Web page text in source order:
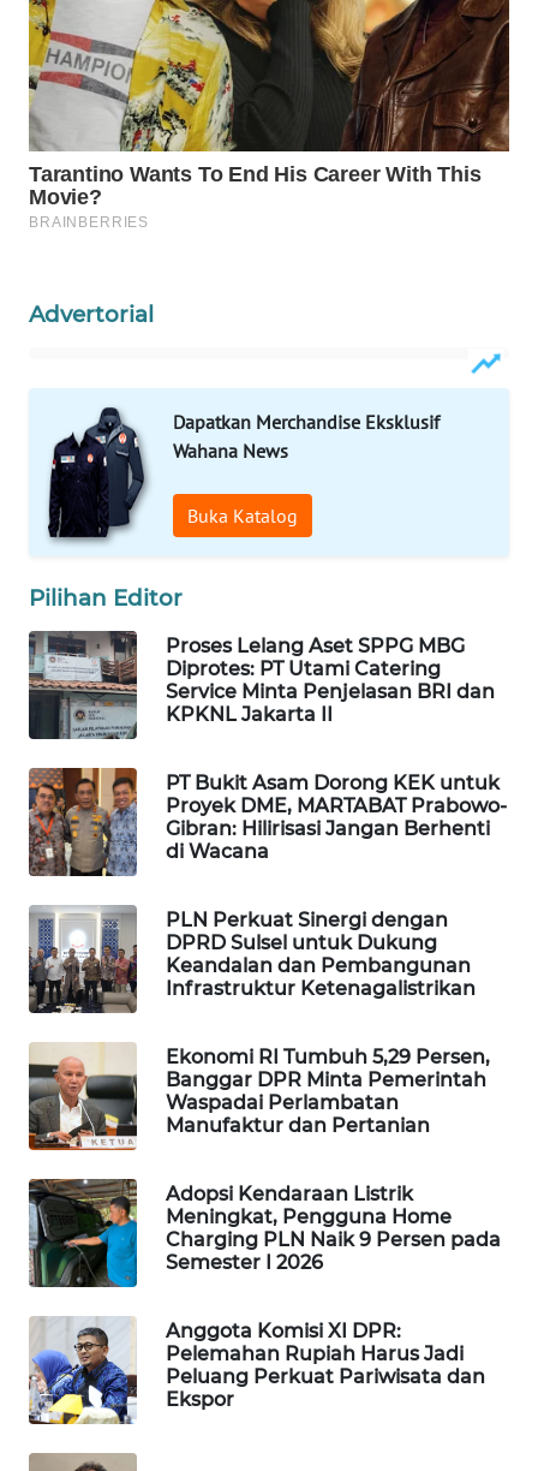
Advertorial
Dapatkan Merchandise Eksklusif
Wahana News
Buka Katalog
Pilihan Editor
Proses Lelang Aset SPPG MBG
Diprotes: PT Utami Catering
Service Minta Penjelasan BRI dan
KPKNL Jakarta II
PT Bukit Asam Dorong KEK untuk
Proyek DME, MARTABAT Prabowo-
Gibran: Hilirisasi Jangan Berhenti
di Wacana
PLN Perkuat Sinergi dengan
DPRD Sulsel untuk Dukung
Keandalan dan Pembangunan
Infrastruktur Ketenagalistrikan
Ekonomi RI Tumbuh 5,29 Persen,
Banggar DPR Minta Pemerintah
Waspadai Perlambatan
Manufaktur dan Pertanian
Adopsi Kendaraan Listrik
Meningkat, Pengguna Home
Charging PLN Naik 9 Persen pada
Semester I 2026
Anggota Komisi XI DPR:
Pelemahan Rupiah Harus Jadi
Peluang Perkuat Pariwisata dan
Ekspor
WAHANA
TANI
WAHANA
ADVOKAT
WAHANA
LISTRIK
WAHANA
TRAVEL
WAHANA
TV
WAHANANEWS
ID
WAHANANEWS
CO ID
WAHANANEWS
WAHANA
SPORT
WAHANA
UMKM
WAHANA
WAHANA
PERSONA
WAHANA
OTOMOTIF
WAHANA